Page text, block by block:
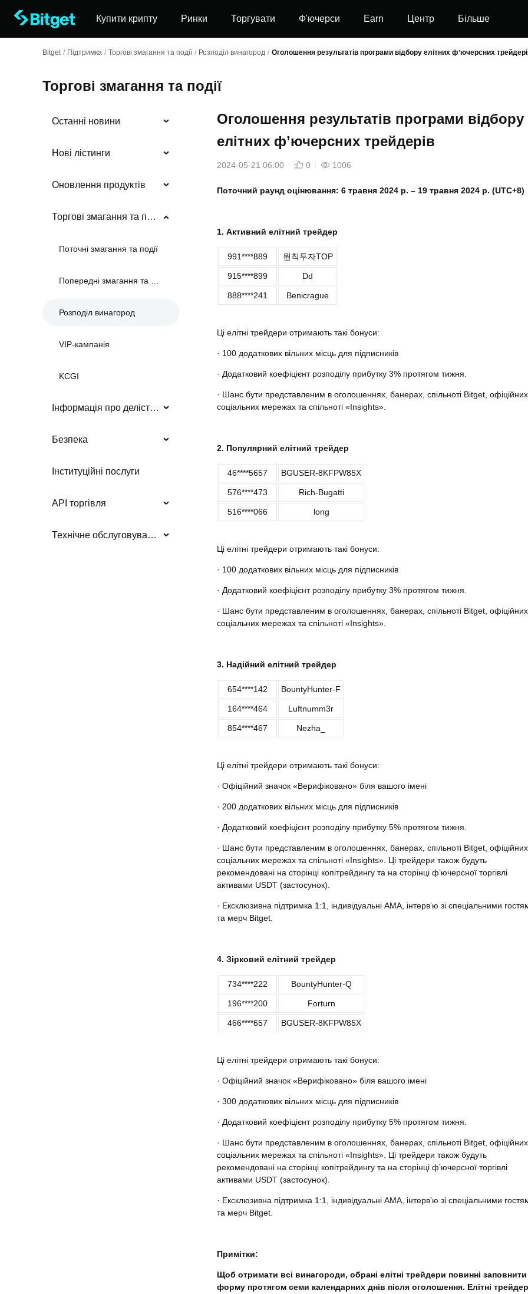
Купити крипту Ринки Торгувати Ф'ючерси Earn Центр Більше
Bitget / Підтримка / Торгові змагання та події / Розподіл винагород / Оголошення результатів програми відбору елітних фʼючерсних
Торгові змагання та події
Останні новини
Нові лістинги
Оновлення продуктів
Торгові змагання та події
Поточні змагання та події
Попередні змагання та події
Розподіл винагород
VIP-кампанія
KCGI
Інформація про делістинг
Безпека
Інституційні послуги
API торгівля
Технічне обслуговування/оновлення системи
Оголошення результатів програми відбору
елітних фʼючерсних трейдерів
2024-05-21 06:00 0 1006
Поточний раунд оцінювання: 6 травня 2024 р. – 19 травня 2024 р. (UTC+8)
1. Активний елітний трейдер
991****889 원칙투자TOP
915****899 Dd
888****241 Benicrague
Ці елітні трейдери отримають такі бонуси:
· 100 додаткових вільних місць для підписників
· Додатковий коефіцієнт розподілу прибутку 3% протягом тижня.
· Шанс бути представленим в оголошеннях, банерах, спільноті Bitget, офіційних
соціальних мережах та спільноті «Insights».
2. Популярний елітний трейдер
46****5657 BGUSER-8KFPW85X
576****473 Rich-Bugatti
516****066 long
Ці елітні трейдери отримають такі бонуси:
· 100 додаткових вільних місць для підписників
· Додатковий коефіцієнт розподілу прибутку 3% протягом тижня.
· Шанс бути представленим в оголошеннях, банерах, спільноті Bitget, офіційних
соціальних мережах та спільноті «Insights».
3. Надійний елітний трейдер
654****142 BountyHunter-F
164****464 Luftnumm3r
854****467 Nezha_
Ці елітні трейдери отримають такі бонуси:
· Офіційний значок «Верифіковано» біля вашого імені
· 200 додаткових вільних місць для підписників
· Додатковий коефіцієнт розподілу прибутку 5% протягом тижня.
· Шанс бути представленим в оголошеннях, банерах, спільноті Bitget, офіційних
соціальних мережах та спільноті «Insights». Ці трейдери також будуть
рекомендовані на сторінці копітрейдингу та на сторінці фʼючерсної торгівлі
активами USDT (застосунок).
· Ексклюзивна підтримка 1:1, індивідуальні AMA, інтервʼю зі спеціальними
та мерч Bitget.
4. Зірковий елітний трейдер
734****222 BountyHunter-Q
196****200 Forturn
466****657 BGUSER-8KFPW85X
Ці елітні трейдери отримають такі бонуси:
· Офіційний значок «Верифіковано» біля вашого імені
· 300 додаткових вільних місць для підписників
· Додатковий коефіцієнт розподілу прибутку 5% протягом тижня.
· Шанс бути представленим в оголошеннях, банерах, спільноті Bitget, офіційних
соціальних мережах та спільноті «Insights». Ці трейдери також будуть
рекомендовані на сторінці копітрейдингу та на сторінці фʼючерсної торгівлі
активами USDT (застосунок).
· Ексклюзивна підтримка 1:1, індивідуальні AMA, інтервʼю зі спеціальними
та мерч Bitget.
Примітки:
Щоб отримати всі винагороди, обрані елітні трейдери повинні заповнити
форму протягом семи календарних днів після оголошення. Елітні